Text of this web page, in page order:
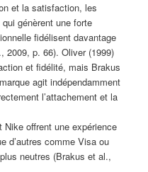
et la satisfaction, les
génèrent une forte
fidélisent davantage
2009, p. 66). Oliver (1999)
et fidélité, mais Brakus
agit indépendamment
l’attachement et la
offrent une expérience
d’autres comme Visa ou
neutres (Brakus et al.,